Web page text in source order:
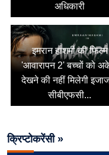
अधिकारी
इमरान हाशमी की फिल्म
'आवारापन 2' बच्चों को
देखने की नहीं मिलेगी
सीबीएफसी...
क्रिप्टोकरेंसी »